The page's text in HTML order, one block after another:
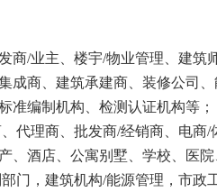
商/业主、楼宇/物业管理、建筑
成商、建筑承建商、装修公司
准编制机构、检测认证机构等；
代理商、批发商/经销商、电
、酒店、公寓别墅、学校、医
门，建筑机构/能源管理，市政